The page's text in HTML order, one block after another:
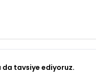
da tavsiye ediyoruz.